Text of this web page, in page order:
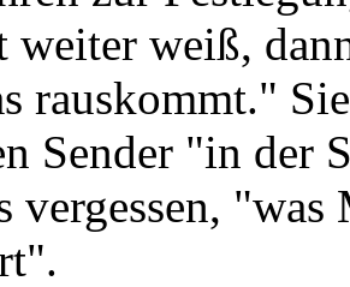
weiter weiß,
rauskommt."
Sender "in der
vergessen,